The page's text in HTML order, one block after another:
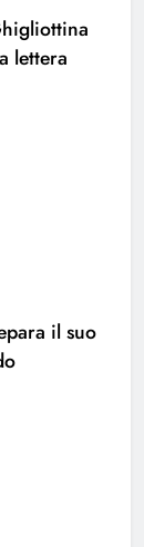
lettera
il suo